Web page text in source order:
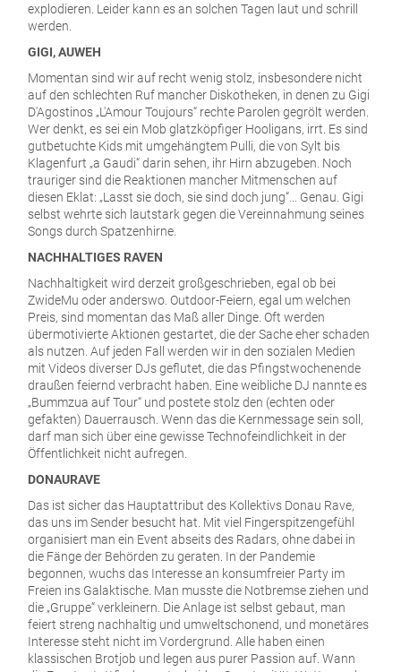
explodieren. Leider kann es an solchen Tagen laut und schrill
werden.
GIGI, AUWEH
Momentan sind wir auf recht wenig stolz, insbesondere nicht
auf den schlechten Ruf mancher Diskotheken, in denen zu Gigi
D'Agostinos „L'Amour Toujours“ rechte Parolen gegrölt werden.
Wer denkt, es sei ein Mob glatzköpfiger Hooligans, irrt. Es sind
gutbetuchte Kids mit umgehängtem Pulli, die von Sylt bis
Klagenfurt „a Gaudi“ darin sehen, ihr Hirn abzugeben. Noch
trauriger sind die Reaktionen mancher Mitmenschen auf
diesen Eklat: „Lasst sie doch, sie sind doch jung“… Genau. Gigi
selbst wehrte sich lautstark gegen die Vereinnahmung seines
Songs durch Spatzenhirne.
NACHHALTIGES RAVEN
Nachhaltigkeit wird derzeit großgeschrieben, egal ob bei
ZwideMu oder anderswo. Outdoor-Feiern, egal um welchen
Preis, sind momentan das Maß aller Dinge. Oft werden
übermotivierte Aktionen gestartet, die der Sache eher schaden
als nutzen. Auf jeden Fall werden wir in den sozialen Medien
mit Videos diverser DJs geflutet, die das Pfingstwochenende
draußen feiernd verbracht haben. Eine weibliche DJ nannte es
„Bummzua auf Tour“ und postete stolz den (echten oder
gefakten) Dauerrausch. Wenn das die Kernmessage sein soll,
darf man sich über eine gewisse Technofeindlichkeit in der
Öffentlichkeit nicht aufregen.
DONAURAVE
Das ist sicher das Hauptattribut des Kollektivs Donau Rave,
das uns im Sender besucht hat. Mit viel Fingerspitzengefühl
organisiert man ein Event abseits des Radars, ohne dabei in
die Fänge der Behörden zu geraten. In der Pandemie
begonnen, wuchs das Interesse an konsumfreier Party im
Freien ins Galaktische. Man musste die Notbremse ziehen und
die „Gruppe“ verkleinern. Die Anlage ist selbst gebaut, man
feiert streng nachhaltig und umweltschonend, und monetäres
Interesse steht nicht im Vordergrund. Alle haben einen
klassischen Brotjob und legen aus purer Passion auf. Wann